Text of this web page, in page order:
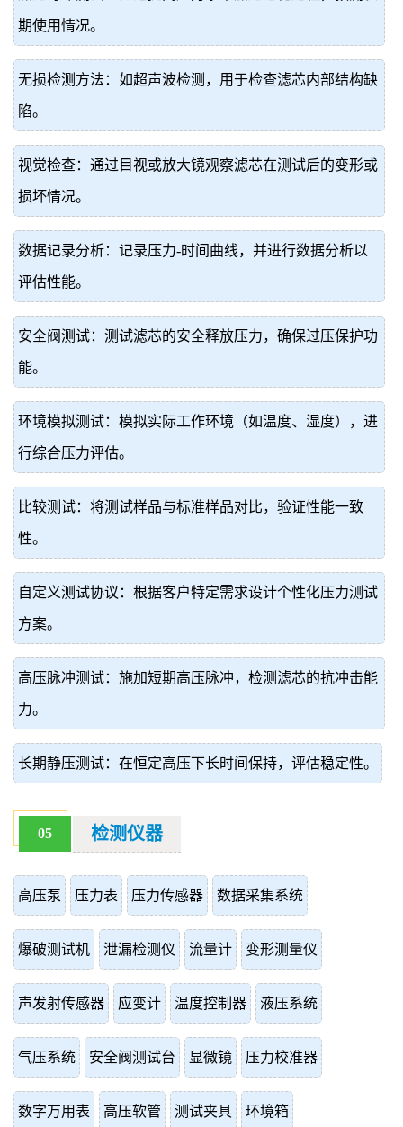
期使用情况。
无损检测方法：如超声波检测，用于检查滤芯内部结构缺
陷。
视觉检查：通过目视或放大镜观察滤芯在测试后的变形或
损坏情况。
数据记录分析：记录压力-时间曲线，并进行数据分析以
评估性能。
安全阀测试：测试滤芯的安全释放压力，确保过压保护功
能。
环境模拟测试：模拟实际工作环境（如温度、湿度），进
行综合压力评估。
比较测试：将测试样品与标准样品对比，验证性能一致
性。
自定义测试协议：根据客户特定需求设计个性化压力测试
方案。
高压脉冲测试：施加短期高压脉冲，检测滤芯的抗冲击能
力。
长期静压测试：在恒定高压下长时间保持，评估稳定性。
05 检测仪器
高压泵 压力表 压力传感器 数据采集系统
爆破测试机 泄漏检测仪 流量计 变形测量仪
声发射传感器 应变计 温度控制器 液压系统
气压系统 安全阀测试台 显微镜 压力校准器
数字万用表 高压软管 测试夹具 环境箱